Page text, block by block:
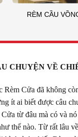
RÈM CẦU
CHUYỆN VỀ
Cửa đã không còn
ít ai biết được câu
từ đâu mà có và
thế nào. Từ rất lâu